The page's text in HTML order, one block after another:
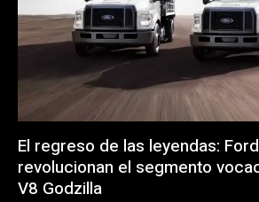
El regreso de las leyendas:
revolucionan el segmento
V8 Godzilla